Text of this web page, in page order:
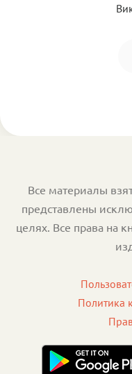
Все материалы
представлены
целях. Все права на
Политика